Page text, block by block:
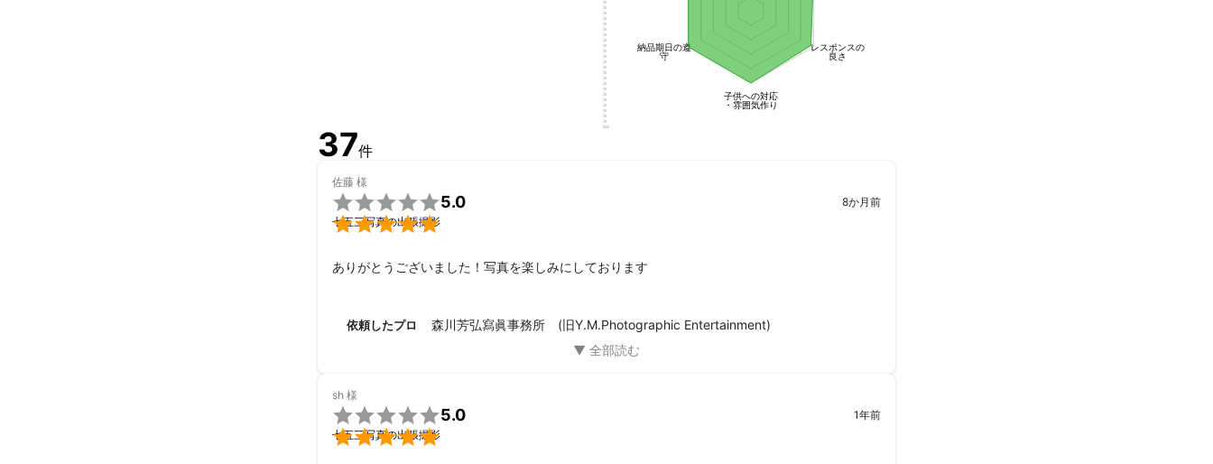
レスポンスの
良さ
子供への対応
・雰囲気作り
納品期日の遵
守
37件
佐藤 様


5.0
七五三写真の出張撮影
8か月前
ありがとうございました！写真を楽しみにしております
依頼したプロ 森川芳弘寫眞事務所 (旧Y.M.Photographic Entertainment)
sh 様


5.0
七五三写真の出張撮影
1年前